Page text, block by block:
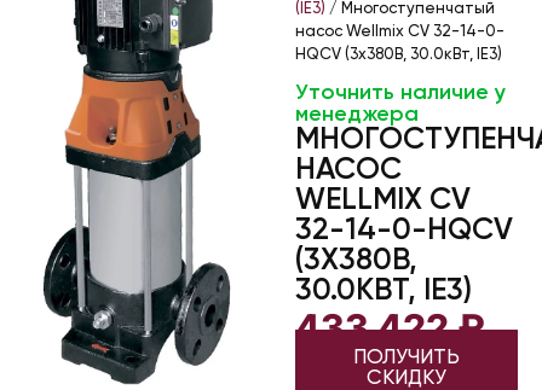
(IE3) / Многоступенчатый
насос Wellmix CV 32-14-0-
HQCV (3х380В, 30.0кВт, IE3)
Уточнить наличие у
менеджера
НАСОС
WELLMIX CV
32-14-0-HQCV
(3Х380В,
30.0КВТ, IE3)
433 422₽
ПОЛУЧИТЬ
СКИДКУ